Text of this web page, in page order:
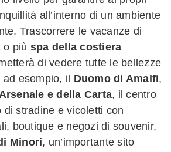
all’interno di un ambiente
Trascorrere le vacanze di
o più spa della costiera
di vedere tutte le bellezze
esempio, il Duomo di Amalfi,
e della Carta, il centro
di stradine e vicoletti con
boutique e negozi di souvenir,
Minori, un’importante sito